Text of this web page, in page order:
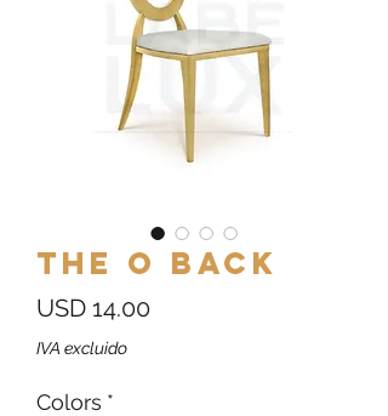
The O Back
USD 14.00Precio
IVA excluido
Colors *